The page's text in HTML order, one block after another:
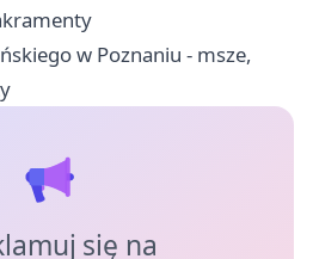
w Poznaniu - msze,
się na